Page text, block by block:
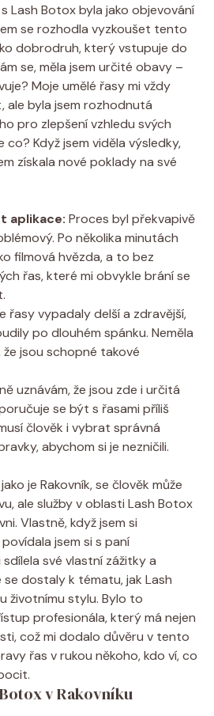
Lash Botox byla jako objevování
se rozhodla vyzkoušet tento
dobrodruh, který vstupuje do
se, měla jsem určité obavy –
Moje umělé řasy mi vždy
ale byla jsem rozhodnutá
pro zlepšení vzhledu svých
Když jsem viděla výsledky,
získala nové poklady na své
aplikace: Proces byl překvapivě
Po několika minutách
filmová hvězda, a to bez
řas, které mi obvykle brání se
řasy vypadaly delší a zdravější,
po dlouhém spánku. Neměla
že jsou schopné takové
uznávám, že jsou zde i určitá
se být s řasami příliš
člověk i vybrat správná
abychom si je nezničili.
je Rakovník, se člověk může
ale služby v oblasti Lash Botox
Vlastně, když jsem si
jsem si s paní
své vlastní zážitky a
se dostaly k tématu, jak Lash
životnímu stylu. Bylo to
profesionála, který má nejen
což mi dodalo důvěru v tento
řas v rukou někoho, kdo ví, co
v Rakovníku